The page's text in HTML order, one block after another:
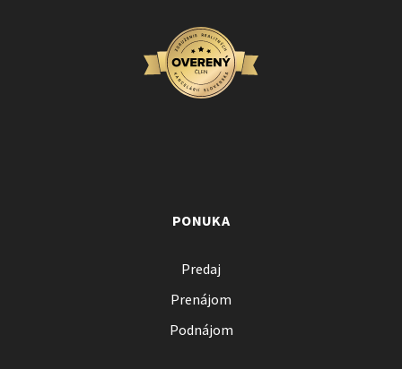
PONUKA
Predaj
Prenájom
Podnájom